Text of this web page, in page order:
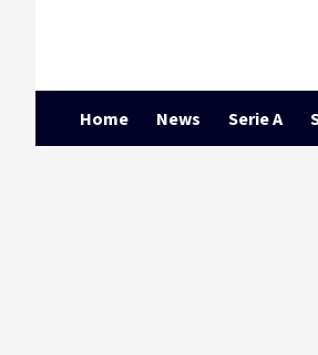
Home News Serie A